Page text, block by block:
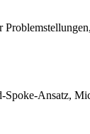
Spoke-Ansatz,